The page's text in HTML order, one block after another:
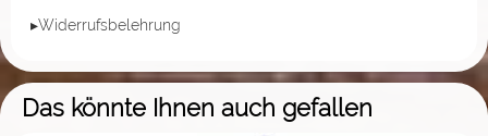
▸Widerrufsbelehrung
Das könnte Ihnen auch gefallen